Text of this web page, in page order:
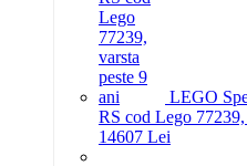
LEGO
RS cod Lego 77239,
14607 Lei